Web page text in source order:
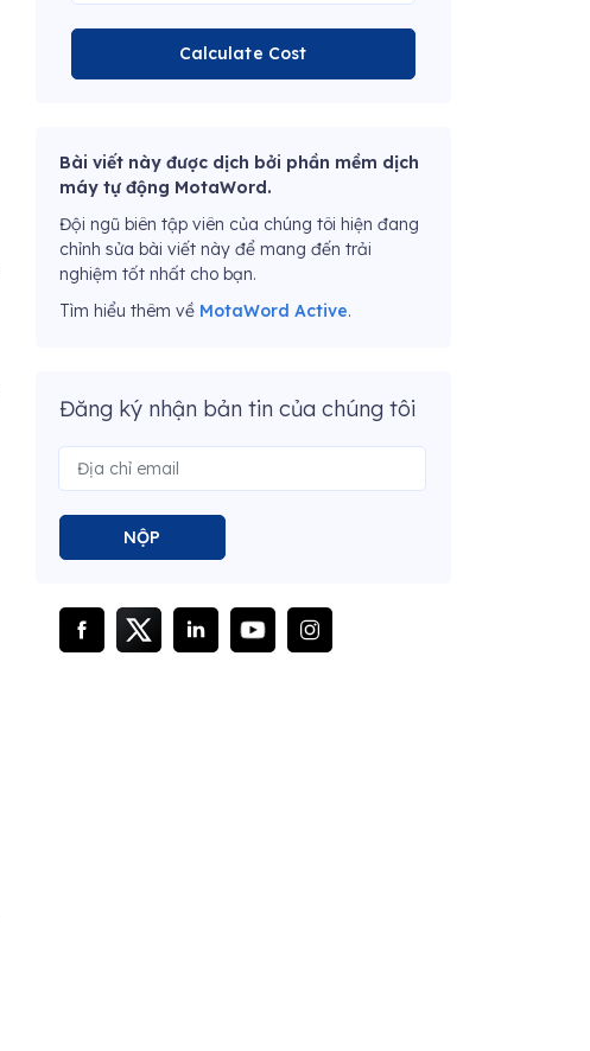
Calculate Cost
Bài viết này được dịch bởi phần mềm dịch
máy tự động MotaWord.
Đội ngũ biên tập viên của chúng tôi hiện đang
chỉnh sửa bài viết này để mang đến trải
nghiệm tốt nhất cho bạn.
Tìm hiểu thêm về MotaWord Active.
Đăng ký nhận bản tin của chúng tôi
NỘP